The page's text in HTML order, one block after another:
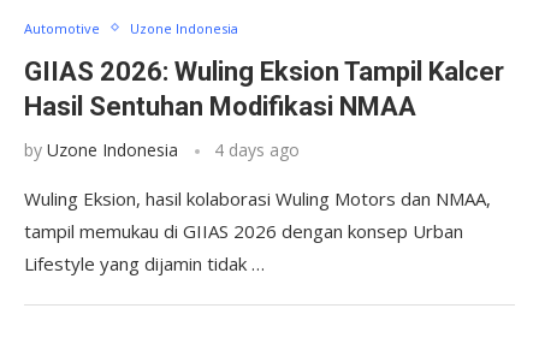
Automotive Uzone Indonesia
GIIAS 2026: Wuling Eksion Tampil Kalcer
Hasil Sentuhan Modifikasi NMAA
by Uzone Indonesia 4 days ago
Wuling Eksion, hasil kolaborasi Wuling Motors dan NMAA,
tampil memukau di GIIAS 2026 dengan konsep Urban
Lifestyle yang dijamin tidak …